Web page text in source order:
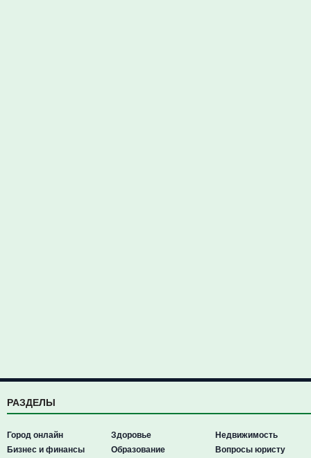
РАЗДЕЛЫ
Город онлайн
Бизнес и финансы
Здоровье
Образование
Недвижимость
Вопросы юристу